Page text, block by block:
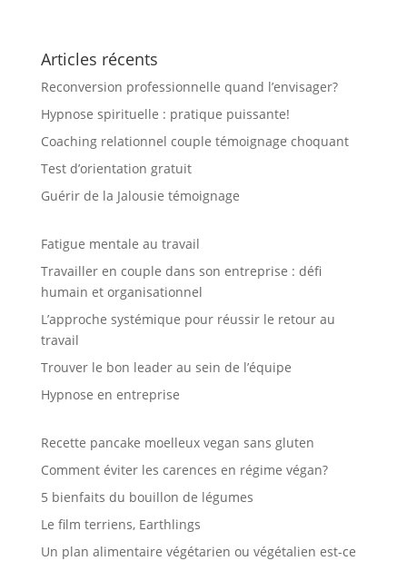
Articles récents
Reconversion professionnelle quand l’envisager?
Hypnose spirituelle : pratique puissante!
Coaching relationnel couple témoignage choquant
Test d’orientation gratuit
Guérir de la Jalousie témoignage
Fatigue mentale au travail
Travailler en couple dans son entreprise : défi
humain et organisationnel
L’approche systémique pour réussir le retour au
travail
Trouver le bon leader au sein de l’équipe
Hypnose en entreprise
Recette pancake moelleux vegan sans gluten
Comment éviter les carences en régime végan?
5 bienfaits du bouillon de légumes
Le film terriens, Earthlings
Un plan alimentaire végétarien ou végétalien est-ce